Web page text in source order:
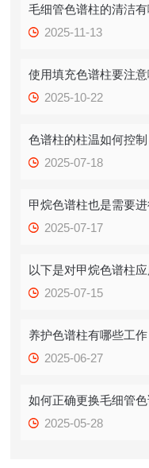
毛细管色谱柱的清洁
2025-11-13
使用填充色谱柱要注
2025-10-22
色谱柱的柱温如何控制
2025-07-18
甲烷色谱柱也是需要
2025-07-17
以下是对甲烷色谱柱
2025-07-15
养护色谱柱有哪些工作
2025-06-27
如何正确更换毛细管
2025-05-28